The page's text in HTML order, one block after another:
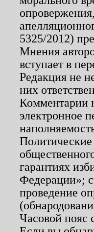
5325/2012)
Мнения
вступает в
Редакция не
них
Комментарии
электронное
Политические
гарантиях
Федерации»;
проведение
Часовой пояс